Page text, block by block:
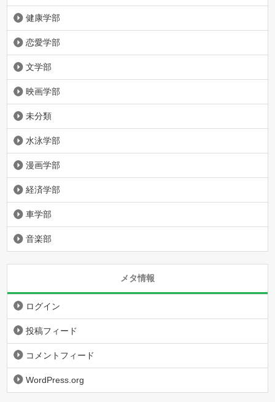
健康学部
恋愛学部
文学部
映画学部
未分類
水泳学部
漫画学部
経済学部
車学部
音楽部
メタ情報
ログイン
投稿フィード
コメントフィード
WordPress.org